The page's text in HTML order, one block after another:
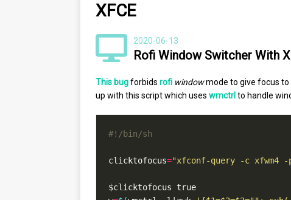
XFCE
2020-06-13
Rofi Window Switcher With
This bugforbids rofi windowmode to give focus to
up with this script which uses wmctrl to handle
clicktofocus="xfconf-query -c xfwm4